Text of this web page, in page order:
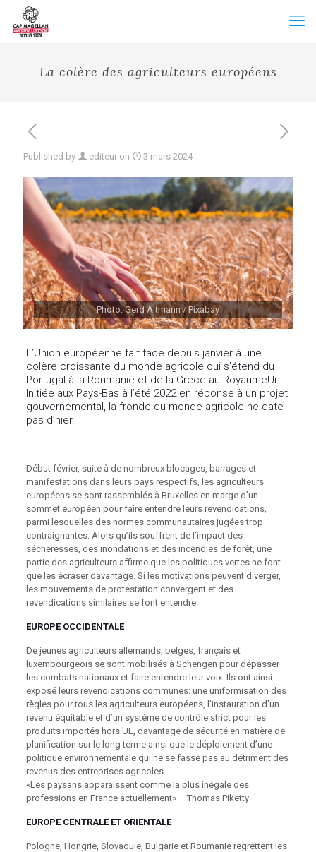
La colère des agriculteurs européens
Published by editeur on 3 mars 2024
Photo: Gerd Altmann / Pixabay
L’Union européenne fait face depuis janvier à une
colère croissante du monde agricole qui s’étend du
Portugal à la Roumanie et de la Grèce au RoyaumeUni.
Initiée aux Pays-Bas à l’été 2022 en réponse à un projet
gouvernemental, la fronde du monde agricole ne date
pas d’hier.
Début février, suite à de nombreux blocages, barrages et
manifestations dans leurs pays respectifs, les agriculteurs
européens se sont rassemblés à Bruxelles en marge d’un
sommet européen pour faire entendre leurs revendications,
parmi lesquelles des normes communautaires jugées trop
contraignantes. Alors qu’ils souffrent de l’impact des
sécheresses, des inondations et des incendies de forêt, une
partie des agriculteurs affirme que les politiques vertes ne font
que les écraser davantage. Si les motivations peuvent diverger,
les mouvements de protestation convergent et des
revendications similaires se font entendre.
EUROPE OCCIDENTALE
De jeunes agriculteurs allemands, belges, français et
luxembourgeois se sont mobilisés à Schengen pour dépasser
les combats nationaux et faire entendre leur voix. Ils ont ainsi
exposé leurs revendications communes: une uniformisation des
règles pour tous les agriculteurs européens, l’instauration d’un
revenu équitable et d’un système de contrôle strict pour les
produits importés hors UE, davantage de sécurité en matière de
planification sur le long terme ainsi que le déploiement d’une
politique environnementale qui ne se fasse pas au détriment des
revenus des entreprises agricoles.
«Les paysans apparaissent comme la plus inégale des
professions en France actuellement» – Thomas Piketty
EUROPE CENTRALE ET ORIENTALE
Pologne, Hongrie, Slovaquie, Bulgarie et Roumanie regrettent les